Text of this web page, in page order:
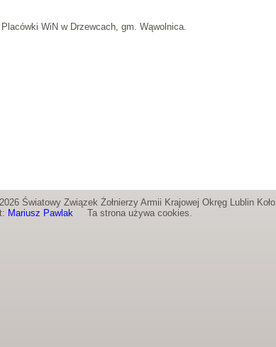
Placówki WiN w Drzewcach, gm. Wąwolnica.
Światowy Związek Żołnierzy Armii Krajowej Okręg Lublin
Mariusz PawlakTa strona używa cookies.